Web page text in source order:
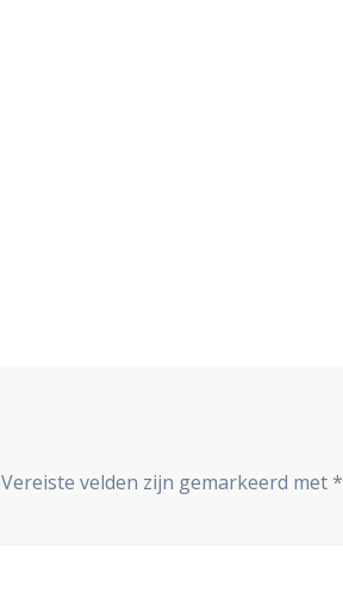
Vereiste velden zijn gemarkeerd met*